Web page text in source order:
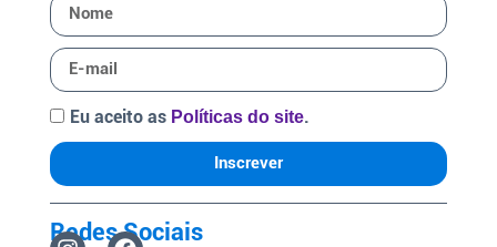
Eu aceito as Políticas do site.
Inscrever
Redes Sociais